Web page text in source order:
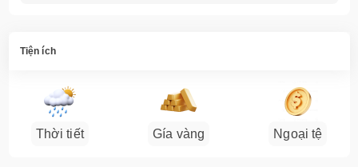
Tiện ích
Thời tiết Gía vàng Ngoại tệ